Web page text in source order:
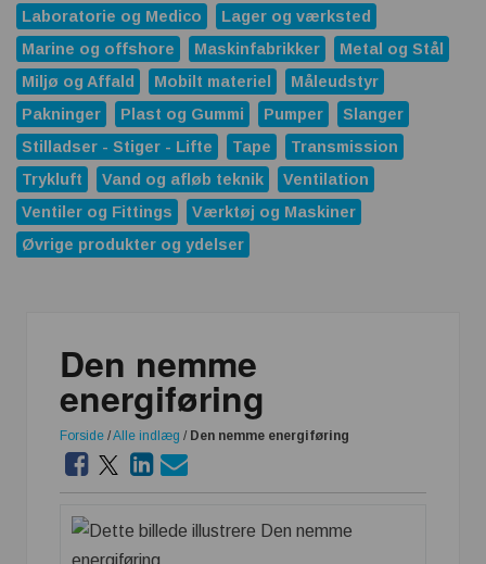
Laboratorie og Medico
Lager og værksted
Marine og offshore
Maskinfabrikker
Metal og Stål
Miljø og Affald
Mobilt materiel
Måleudstyr
Pakninger
Plast og Gummi Pumper
Slanger
Stilladser - Stiger - Lifte
Tape
Transmission
Trykluft
Vand og afløb teknik
Ventilation
Ventiler og Fittings
Værktøj og Maskiner
Øvrige produkter og ydelser
Den nemme
energiføring
Forside /Alle indlæg / Den nemme energiføring